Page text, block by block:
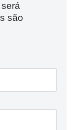
são